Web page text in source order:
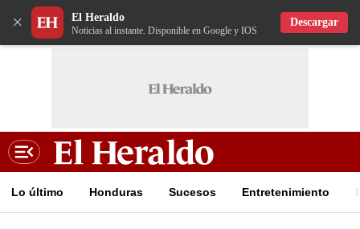
× El Heraldo
Noticias al instante. Disponible en Google y IOS
Descargar
Lo último Honduras Sucesos Entretenimiento